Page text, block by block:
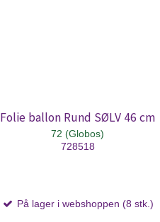
Folie ballon Rund SØLV 46 cm
72 (Globos)
728518
På lager i webshoppen (8 stk.)